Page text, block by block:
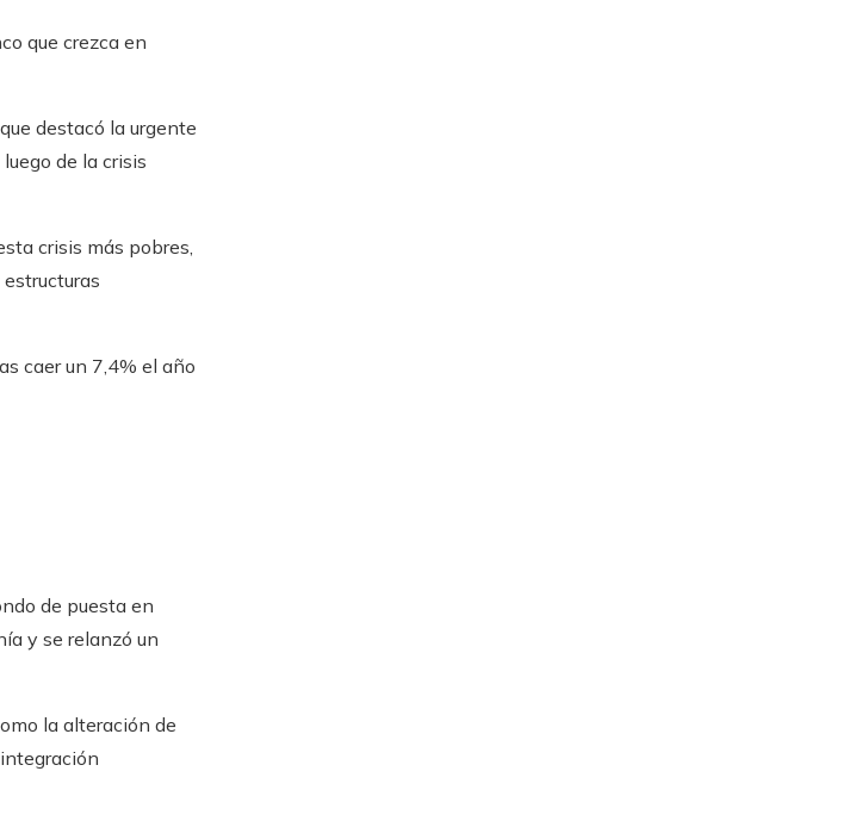
que crezca en
destacó la urgente
de la crisis
crisis más pobres,
caer un 7,4% el año
de puesta en
y se relanzó un
la alteración de